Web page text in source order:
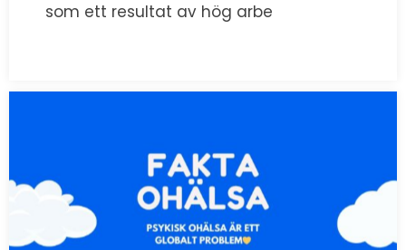
som ett resultat av hög arbe